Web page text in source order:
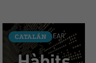
CATALÁN